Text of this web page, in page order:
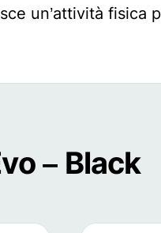
un’attività fisica
– Black